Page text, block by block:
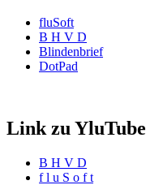
fluSoft
B H V D
Blindenbrief
DotPad
Link zu YluTube
B H V D
f l u S o f t